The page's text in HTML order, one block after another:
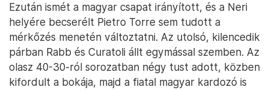
Ezután ismét a magyar csapat irányított, és a Neri
helyére becserélt Pietro Torre sem tudott a
mérkőzés menetén változtatni. Az utolsó, kilencedik
párban Rabb és Curatoli állt egymással szemben. Az
olasz 40-30-ról sorozatban négy tust adott, közben
kifordult a bokája, majd a fiatal magyar kardozó is